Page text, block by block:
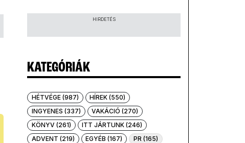
HIRDETÉS
KATEGÓRIÁK
HÉTVÉGE (987)
HÍREK (550)
INGYENES (337)
VAKÁCIÓ (270)
KÖNYV (261)
ITT JÁRTUNK (246)
ADVENT (219)
EGYÉB (167)
PR (165)